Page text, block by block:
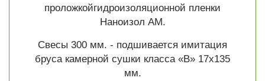
проложкойгидроизоляционной пленки
Наноизол АМ.
Свесы 300 мм. - подшивается имитация
бруса камерной сушки класса «В» 17х135
мм.